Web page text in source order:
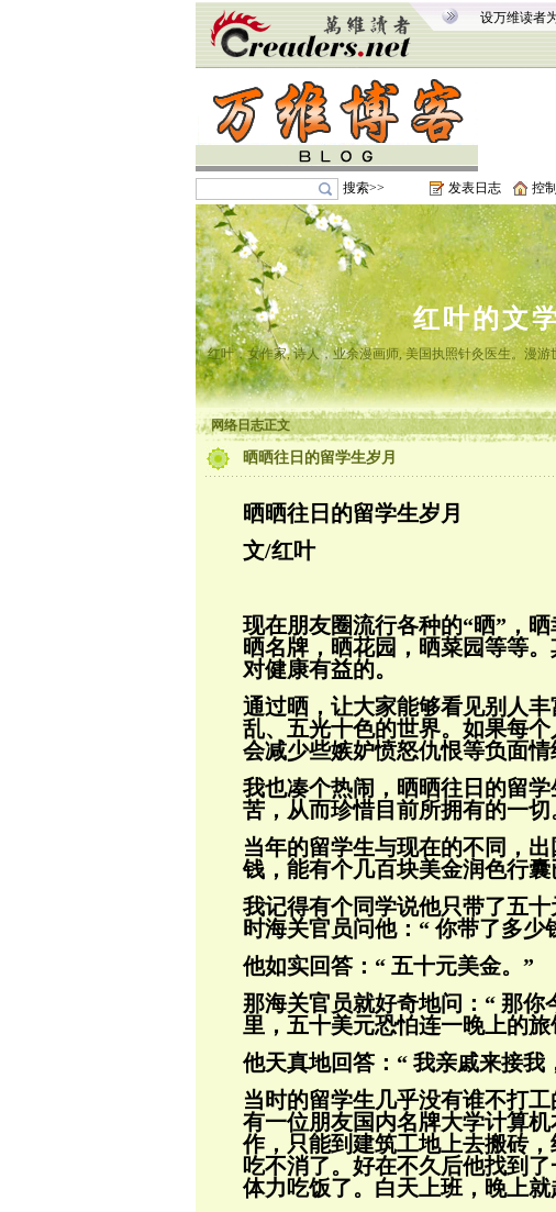
设万维读者
搜索>> 发表日志 控
红叶的文
红叶，女作家, 诗人，业余漫画师, 美国执照针灸医生。漫
网络日志正文
晒晒往日的留学生岁月
晒晒往日的留学生岁月
文/红叶
现在朋友圈流行各种的“晒”，
晒名牌，晒花园，晒菜园等等
对健康有益的。
通过晒，让大家能够看见别人
乱、五光十色的世界。如果每
会减少些嫉妒愤怒仇恨等负面情
我也凑个热闹，晒晒往日的留
苦，从而珍惜目前所拥有的一切
当年的留学生与现在的不同，
钱，能有个几百块美金润色行囊
我记得有个同学说他只带了五
时海关官员问他： “ 你带了多少
他如实回答：“ 五十元美金。”
那海关官员就好奇地问：“ 那你
里，五十美元恐怕连一晚上的旅
他天真地回答：“ 我亲戚来接我
当时的留学生几乎没有谁不打
有一位朋友国内名牌大学计算
作，只能到建筑工地上去搬砖，
吃不消了。好在不久后他找到
体力吃饭了。白天上班，晚上就